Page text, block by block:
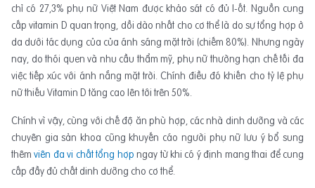
chỉ có 27,3% phụ nữ Việt Nam được khảo sát có đủ I-ốt. Nguồn cung
cấp vitamin D quan trọng, dồi dào nhất cho cơ thể là do sự tổng hợp ở
da dưới tác dụng của của ánh sáng mặt trời (chiếm 80%). Nhưng ngày
nay, do thói quen và nhu cầu thẩm mỹ, phụ nữ thường hạn chế tối đa
việc tiếp xúc với ánh nắng mặt trời. Chính điều đó khiến cho tỷ lệ phụ
nữ thiếu Vitamin D tăng cao lên tới trên 50%.
Chính vì vậy, cùng với chế độ ăn phù hợp, các nhà dinh dưỡng và các
chuyên gia sản khoa cũng khuyến cáo người phụ nữ lưu ý bổ sung
thêmviên đa vi chất tổng hợp ngay từ khi có ý định mang thai để cung
cấp đầy đủ chất dinh dưỡng cho cơ thể.